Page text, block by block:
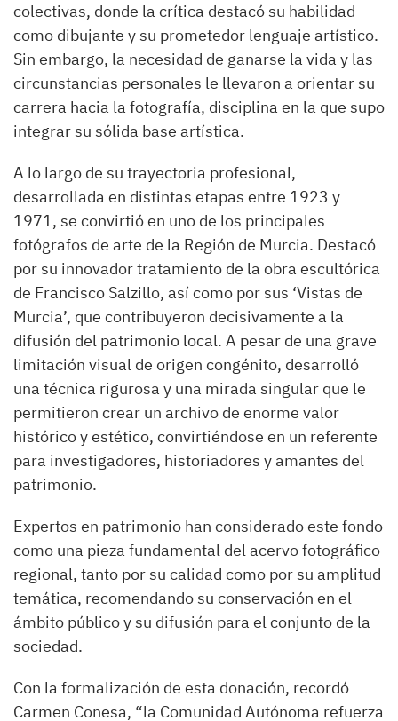
colectivas, donde la crítica destacó su habilidad
como dibujante y su prometedor lenguaje artístico.
Sin embargo, la necesidad de ganarse la vida y las
circunstancias personales le llevaron a orientar su
carrera hacia la fotografía, disciplina en la que supo
integrar su sólida base artística.
A lo largo de su trayectoria profesional,
desarrollada en distintas etapas entre 1923 y
1971, se convirtió en uno de los principales
fotógrafos de arte de la Región de Murcia. Destacó
por su innovador tratamiento de la obra escultórica
de Francisco Salzillo, así como por sus ‘Vistas de
Murcia’, que contribuyeron decisivamente a la
difusión del patrimonio local. A pesar de una grave
limitación visual de origen congénito, desarrolló
una técnica rigurosa y una mirada singular que le
permitieron crear un archivo de enorme valor
histórico y estético, convirtiéndose en un referente
para investigadores, historiadores y amantes del
patrimonio.
Expertos en patrimonio han considerado este fondo
como una pieza fundamental del acervo fotográfico
regional, tanto por su calidad como por su amplitud
temática, recomendando su conservación en el
ámbito público y su difusión para el conjunto de la
sociedad.
Con la formalización de esta donación, recordó
Carmen Conesa, “la Comunidad Autónoma refuerza